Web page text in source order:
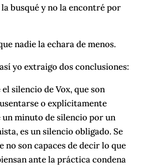
la busqué y no la encontré por
nadie la echara de menos.
yo extraigo dos conclusiones:
silencio de Vox, que son
o explícitamente
un minuto de silencio por un
es un silencio obligado. Se
no son capaces de decir lo que
ante la práctica condena